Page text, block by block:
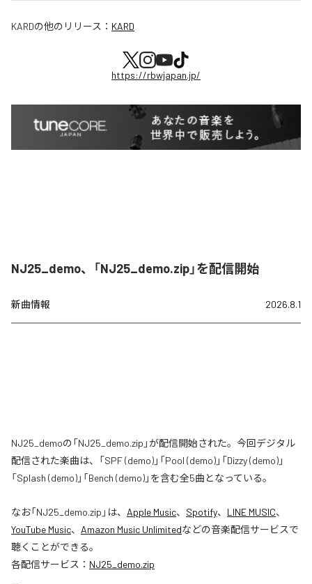
KARDの他のリリース： KARD
https://rbwjapan.jp/
NJ25_demo、「NJ25_demo.zip」を配信開始
新曲情報 2026.8.1
NJ25_demoの「NJ25_demo.zip」が配信開始された。今回デジタル
配信された楽曲は、「SPF (demo)」「Pool (demo)」「Dizzy (demo)」
「Splash (demo)」「Bench (demo)」を含む全5曲となっている。
なお「NJ25_demo.zip 」は、 Apple Music、 Spotify、 LINE MUSIC、
YouTube Music、 Amazon Music Unlimitedなどの音楽配信サービスで
聴くことができる。
各配信サービス： NJ25_demo.zip